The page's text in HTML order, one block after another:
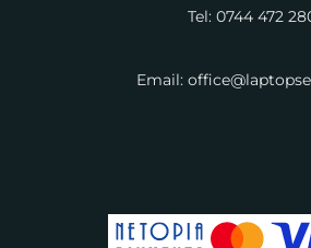
Tel: 0744 472
Email: